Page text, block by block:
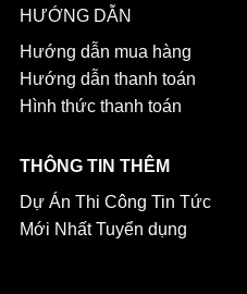
HƯỚNG DẪN
Hướng dẫn mua hàng
Hướng dẫn thanh toán
Hình thức thanh toán
THÔNG TIN THÊM
Dự Án Thi Công Tin Tức
Mới Nhất Tuyển dụng